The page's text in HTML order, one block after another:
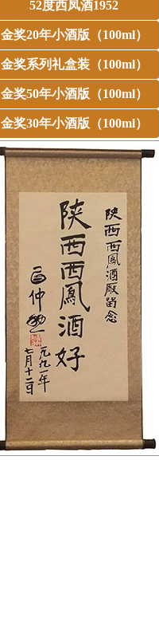
52度西凤酒1952
金奖20年小酒版（100ml）
金奖系列礼盒装（100ml）
金奖50年小酒版（100ml）
金奖30年小酒版（100ml）